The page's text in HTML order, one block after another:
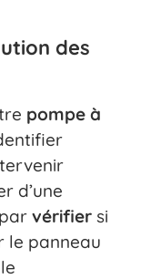
des
pompe à
d’une
vérifier si
le panneau